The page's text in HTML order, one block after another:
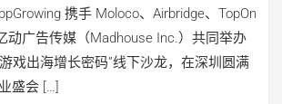
携手 Moloco、Airbridge、TopOn
动广告传媒（Madhouse Inc.）共同举办
戏出海增长密码”线下沙龙，在深圳圆满
盛会 […]